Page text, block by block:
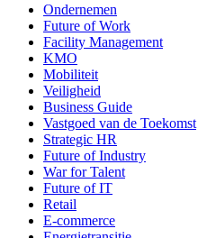
Ondernemen
Future of Work
Facility Management
KMO
Mobiliteit
Veiligheid
Business Guide
Vastgoed van de Toekomst
Strategic HR
Future of Industry
War for Talent
Future of IT
Retail
E-commerce